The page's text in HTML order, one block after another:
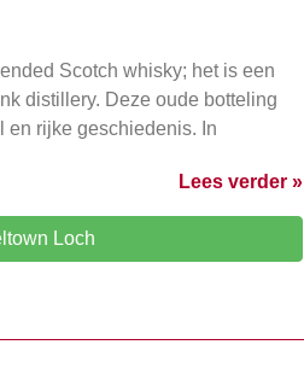
Scotch whisky; het is een
distillery. Deze oude botteling
en rijke geschiedenis. In
Lees verder »
Loch